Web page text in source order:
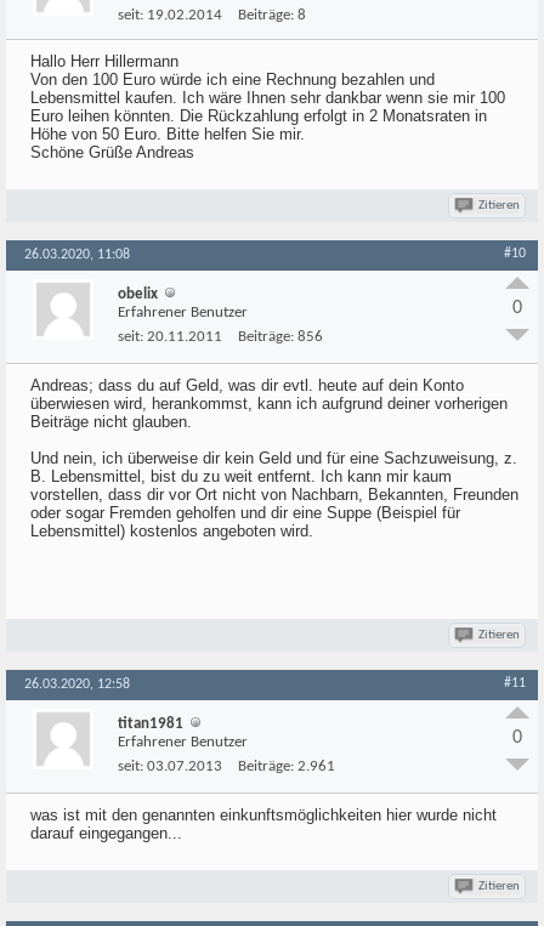
seit: 19.02.2014 Beiträge: 8
Hallo Herr Hillermann
Von den 100 Euro würde ich eine Rechnung bezahlen und
Lebensmittel kaufen. Ich wäre Ihnen sehr dankbar wenn sie mir 100
Euro leihen könnten. Die Rückzahlung erfolgt in 2 Monatsraten in
Höhe von 50 Euro. Bitte helfen Sie mir.
Schöne Grüße Andreas
Zitieren
26.03.2020, 11:08 #10
obelix
Erfahrener Benutzer
seit: 20.11.2011 Beiträge: 856
0
Andreas; dass du auf Geld, was dir evtl. heute auf dein Konto
überwiesen wird, herankommst, kann ich aufgrund deiner vorherigen
Beiträge nicht glauben.
Und nein, ich überweise dir kein Geld und für eine Sachzuweisung, z.
B. Lebensmittel, bist du zu weit entfernt. Ich kann mir kaum
vorstellen, dass dir vor Ort nicht von Nachbarn, Bekannten, Freunden
oder sogar Fremden geholfen und dir eine Suppe (Beispiel für
Lebensmittel) kostenlos angeboten wird.
Zitieren
26.03.2020, 12:58 #11
titan1981
Erfahrener Benutzer
seit: 03.07.2013 Beiträge: 2.961
0
was ist mit den genannten einkunftsmöglichkeiten hier wurde nicht
darauf eingegangen...
Zitieren